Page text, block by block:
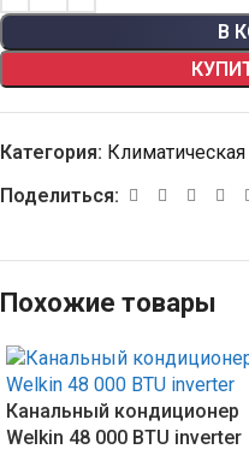
В
Категория:
Поделиться:
Похожие товары
Канальный кондиционер
Welkin 48 000 BTU inverter